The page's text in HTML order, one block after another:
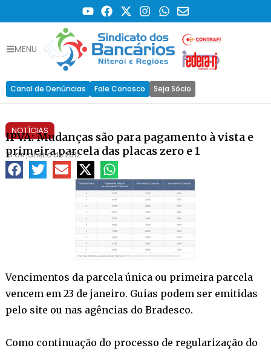
MENU
Canal de Denúncias Fale Conosco Seja Sócio
NOTÍCIAS
IPVA: Mudanças são para pagamento à vista e
primeira parcela das placas zero e 1
18 de janeiro de 2012
Vencimentos da parcela única ou primeira parcela
vencem em 23 de janeiro. Guias podem ser emitidas
pelo site ou nas agências do Bradesco.
Como continuação do processo de regularização do